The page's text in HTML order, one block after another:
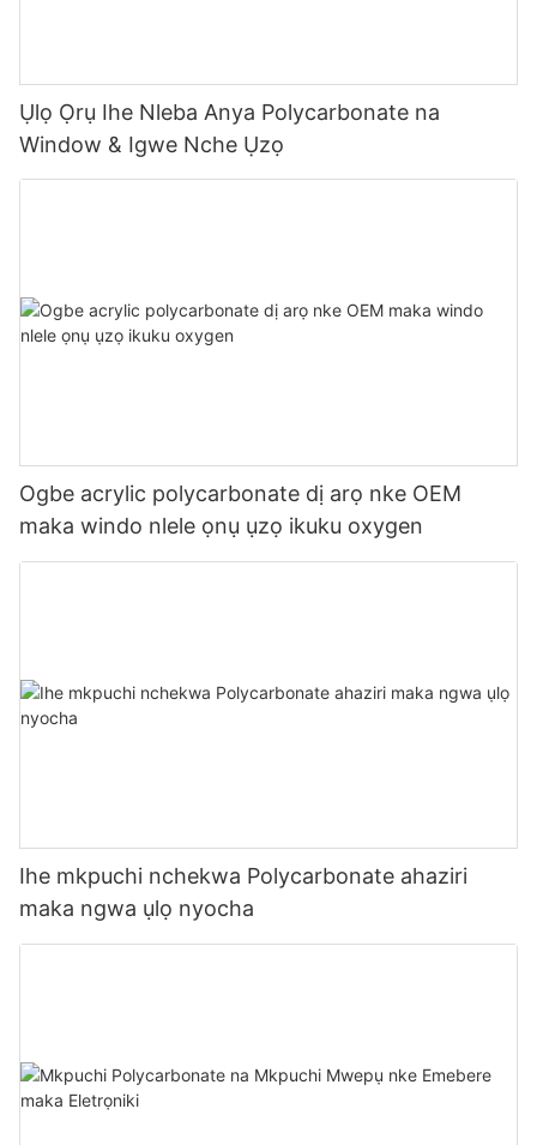
Ụlọ Ọrụ Ihe Nleba Anya Polycarbonate na
Window & Igwe Nche Ụzọ
Ogbe acrylic polycarbonate dị arọ nke OEM
maka windo nlele ọnụ ụzọ ikuku oxygen
Ihe mkpuchi nchekwa Polycarbonate ahaziri
maka ngwa ụlọ nyocha